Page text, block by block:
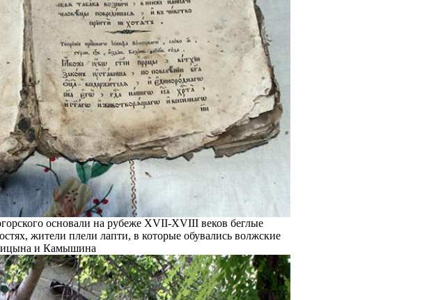
основали на рубеже XVII-XVIII веков беглые
жители плели лапти, в которые обувались волжские
и Камышина